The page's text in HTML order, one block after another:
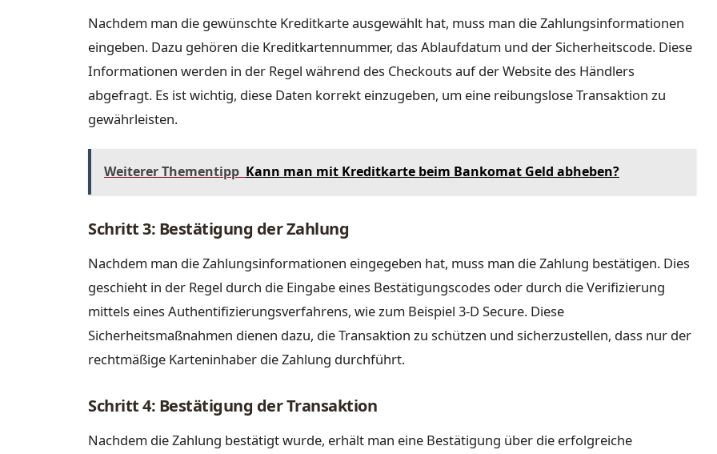
Nachdem man die gewünschte Kreditkarte ausgewählt hat, muss man die Zahlungsinformationen
eingeben. Dazu gehören die Kreditkartennummer, das Ablaufdatum und der Sicherheitscode. Diese
Informationen werden in der Regel während des Checkouts auf der Website des Händlers
abgefragt. Es ist wichtig, diese Daten korrekt einzugeben, um eine reibungslose Transaktion zu
gewährleisten.
Weiterer Thementipp Kann man mit Kreditkarte beim Bankomat Geld abheben?
Schritt 3: Bestätigung der Zahlung
Nachdem man die Zahlungsinformationen eingegeben hat, muss man die Zahlung bestätigen. Dies
geschieht in der Regel durch die Eingabe eines Bestätigungscodes oder durch die Verifizierung
mittels eines Authentifizierungsverfahrens, wie zum Beispiel 3-D Secure. Diese
Sicherheitsmaßnahmen dienen dazu, die Transaktion zu schützen und sicherzustellen, dass nur der
rechtmäßige Karteninhaber die Zahlung durchführt.
Schritt 4: Bestätigung der Transaktion
Nachdem die Zahlung bestätigt wurde, erhält man eine Bestätigung über die erfolgreiche